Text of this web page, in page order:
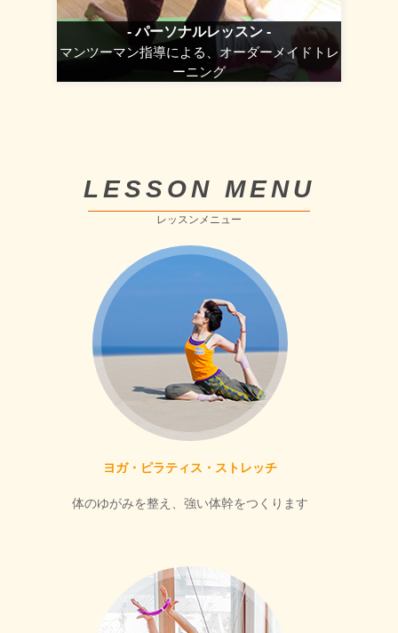
- パーソナルレッスン -
マンツーマン指導による、オーダーメイドトレ
ーニング
LESSON MENU
レッスンメニュー
ヨガ・ピラティス・ストレッチ
体のゆがみを整え、強い体幹をつくります